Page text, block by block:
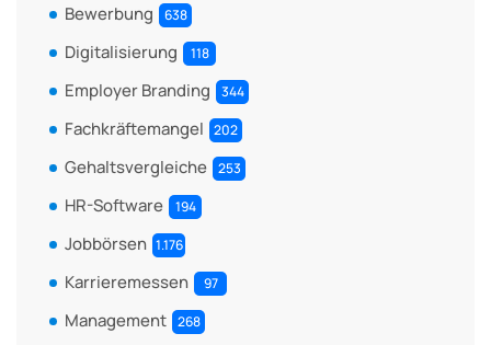
Bewerbung 638
Digitalisierung 118
Employer Branding 344
Fachkräftemangel 202
Gehaltsvergleiche 253
HR-Software 194
Jobbörsen 1.176
Karrieremessen 97
Management 268